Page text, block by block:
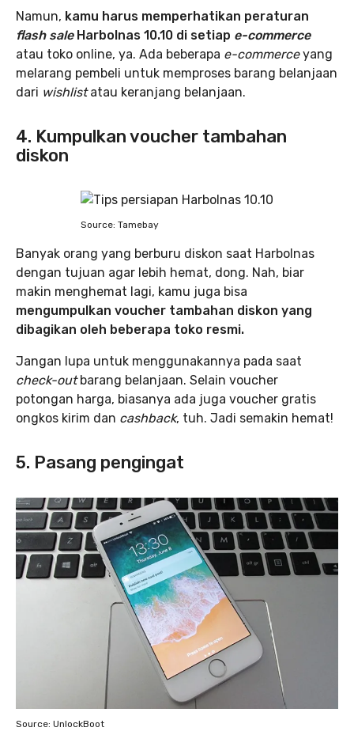
Namun, kamu harus memperhatikan peraturan
flash saleHarbolnas 10.10 di setiap e-commerce
atau toko online, ya. Ada beberapa e-commerceyang
melarang pembeli untuk memproses barang belanjaan
dari wishlistatau keranjang belanjaan.
4. Kumpulkan voucher tambahan
diskon
Source: Tamebay
Banyak orang yang berburu diskon saat Harbolnas
dengan tujuan agar lebih hemat, dong. Nah, biar
makin menghemat lagi, kamu juga bisa
mengumpulkan voucher tambahan diskon yang
dibagikan oleh beberapa toko resmi.
Jangan lupa untuk menggunakannya pada saat
check-outbarang belanjaan. Selain voucher
potongan harga, biasanya ada juga voucher gratis
ongkos kirim dan cashback, tuh. Jadi semakin hemat!
5. Pasang pengingat
Source: UnlockBoot